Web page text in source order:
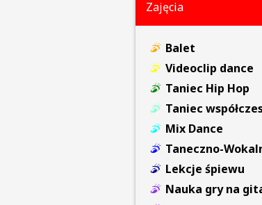
Zajęcia
Balet
Videoclip dance
Taniec Hip Hop
Taniec
Mix Dance
Taneczno-
Lekcje śpiewu
Nauka gry na